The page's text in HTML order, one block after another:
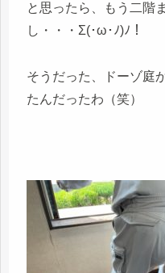
と思ったら、もう二階
し・・・Σ(･ω･ﾉ)ﾉ！
そうだった、ドーゾ庭
たんだったわ（笑）